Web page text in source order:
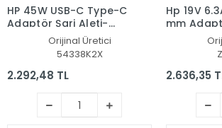
HP 45W USB-C Type-C
Adaptör Şarj Aleti-
Orijinal Üretici
54338K2X
2.292,48 TL
Hp 19V
mm
Aleti-
2.636,35